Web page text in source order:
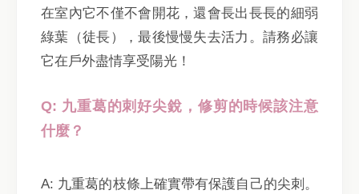
在室內它不僅不會開花，還會長出長長的細弱
綠葉（徒長），最後慢慢失去活力。請務必讓
它在戶外盡情享受陽光！
Q: 九重葛的刺好尖銳，修剪的時候該注意
什麼？
A: 九重葛的枝條上確實帶有保護自己的尖刺。